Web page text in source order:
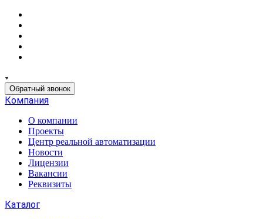
Обратный звонок
Компания
О компании
Проекты
Центр реальной автоматизации
Новости
Лицензии
Вакансии
Реквизиты
Каталог